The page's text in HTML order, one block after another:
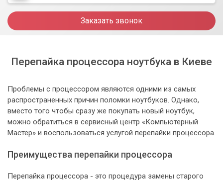
Заказать звонок
Перепайка процессора ноутбука в Киеве
Проблемы с процессором являются одними из самых
распространенных причин поломки ноутбуков. Однако,
вместо того чтобы сразу же покупать новый ноутбук,
можно обратиться в сервисный центр «Компьютерный
Мастер» и воспользоваться услугой перепайки процессора.
Преимущества перепайки процессора
Перепайка процессора - это процедура замены старого